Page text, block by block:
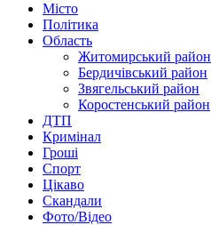
Місто
Політика
Область
Житомирський район
Бердичівський район
Звягельський район
Коростенський район
ДТП
Кримінал
Гроші
Спорт
Цікаво
Скандали
Фото/Відео